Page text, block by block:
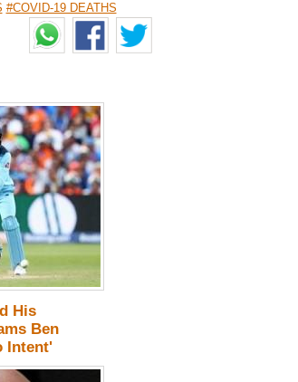
#COVID-19 DEATHS
His
Ben
Intent'